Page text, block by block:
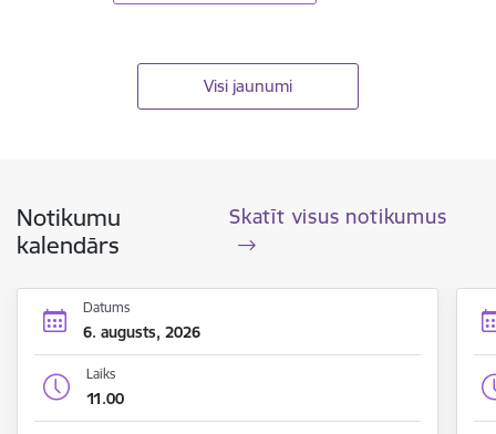
Visi jaunumi
Notikumu
kalendārs
Skatīt visus notikumus
Datums
6. augusts, 2026
Laiks
11.00